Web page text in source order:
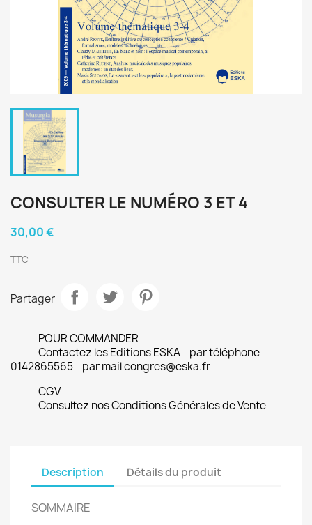
CONSULTER LE NUMÉRO 3 ET 4
30,00 €
TTC
Partager
POUR COMMANDER
Contactez les Editions ESKA - par téléphone
0142865565 - par mail congres@eska.fr
CGV
Consultez nos Conditions Générales de Vente
Description Détails du produit
SOMMAIRE